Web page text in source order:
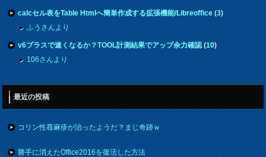
calcセル表をTable Htmlへ簡単作成する拡張機能/Libreoffice(3)
ふうさんより
v6プラスで速くなるか？TOOL計測結果でアップ余力確認(10)
106さんより
最近の投稿
コリン性蕁麻疹が治ったようだ？まじ奇跡ｗ
勝手に消えたOffice2016を復活した方法